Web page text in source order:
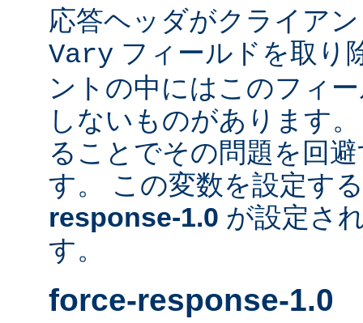
応答ヘッダがクライア
Vary フィールドを取り
ントの中にはこのフィ
しないものがあります
ることでその問題を回
す。 この変数を設定す
response-1.0 が設定さ
す。
force-response-1.0